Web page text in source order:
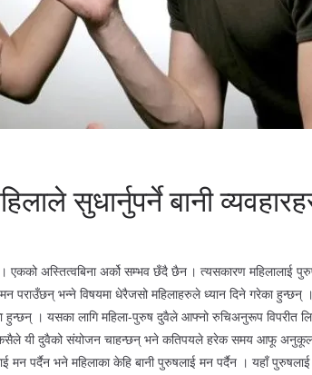
सुधार्नुपर्ने बानी
एकको अस्तित्वबिना अर्को सम्भव छँदै छैन । त्यसकारण महिलालाई
पराउँछन् भन्ने विषयमा धेरैजसो महिलाहरुले ध्यान दिने गरेका हुन्छन्
हुन्छन् । यसका लागि महिला-पुरुष दुवैले आफ्नो रुचिअनुरूप विपरीत
कसैले यी दुवैको संयोजन चाहन्छन् भने कतिपयले हरेक समय आफू
पर्दैन भने महिलाका केहि बानी पुरुषलाई मन पर्दैन । यहाँ पुरुषलाई